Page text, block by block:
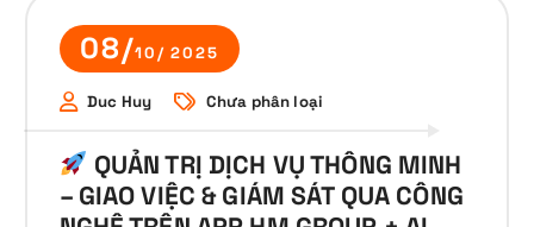
08/10/ 2025
Duc Huy Chưa phân loại
QUẢN TRỊ DỊCH VỤ THÔNG MINH
– GIAO VIỆC & GIÁM SÁT QUA CÔNG